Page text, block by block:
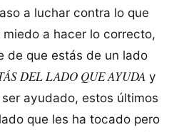
a luchar contra lo que
a hacer lo correcto,
de que estás de un lado
DEL LADO QUE AYUDAy
ayudado, estos últimos
que les ha tocado pero